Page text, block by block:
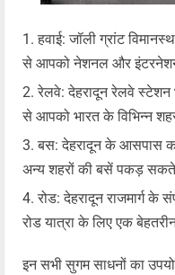
हवाई: जॉली ग्रांट
से आपको नेशनल और
रेलवे: देहरादून रेलवे
से आपको भारत के विभिन्न
बस: देहरादून के आसपास
अन्य शहरों की बसें पकड़
रोड: देहरादून राजमार्ग
रोड यात्रा के लिए एक
इन सभी सुगम साधनों का